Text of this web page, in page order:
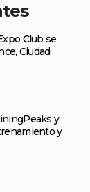
Club se
Ciudad
y
y